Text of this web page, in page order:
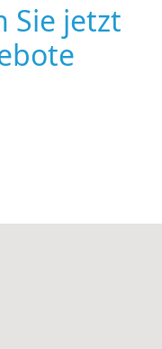
Sie jetzt